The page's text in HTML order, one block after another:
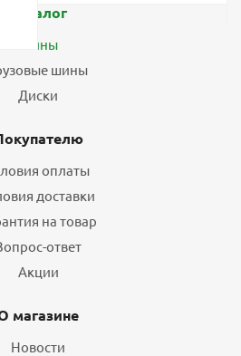
Каталог
Шины
шины
Диски
оплаты
доставки
на товар
ответ
Акции
магазине
Новости